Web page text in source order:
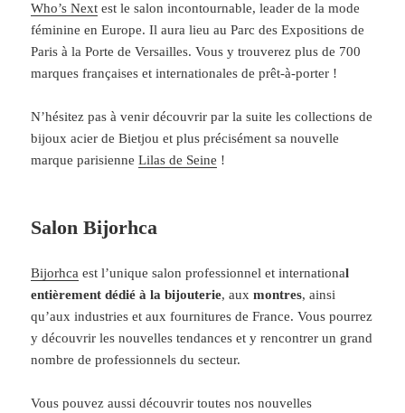
Who’s Next est le salon incontournable, leader de la mode
féminine en Europe. Il aura lieu au Parc des Expositions de
Paris à la Porte de Versailles. Vous y trouverez plus de 700
marques françaises et internationales de prêt-à-porter !
N’hésitez pas à venir découvrir par la suite les collections de
bijoux acier de Bietjou et plus précisément sa nouvelle
marque parisienneLilas de Seine !
Salon Bijorhca
Bijorhca est l’unique salon professionnel et international
entièrement dédié à la bijouterie, auxmontres, ainsi
qu’aux industries et aux fournitures de France. Vous pourrez
y découvrir les nouvelles tendances et y rencontrer un grand
nombre de professionnels du secteur.
Vous pouvez aussi découvrir toutes nos nouvelles